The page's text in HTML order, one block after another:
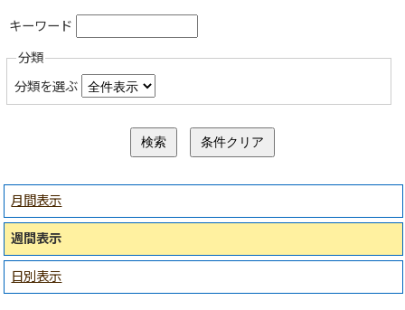
キーワード
分類
分類を選ぶ
月間表示
週間表示
日別表示